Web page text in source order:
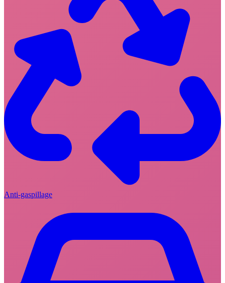
Anti-gaspillage